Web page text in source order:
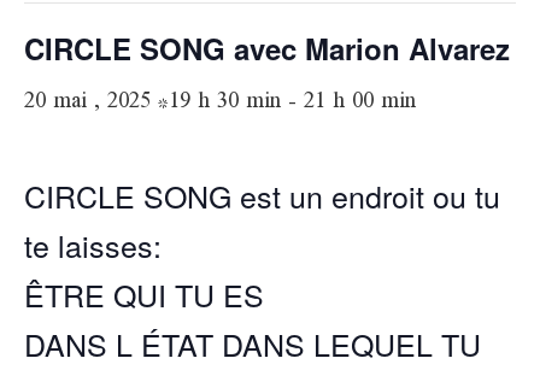
CIRCLE SONG avec Marion Alvarez
20 mai , 2025 *19 h 30 min-21 h 00 min
CIRCLE SONG est un endroit ou tu
te laisses:
ÊTRE QUI TU ES
DANS L ÉTAT DANS LEQUEL TU